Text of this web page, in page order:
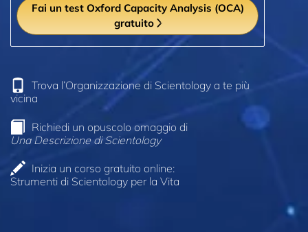
Fai un test Oxford Capacity Analysis (OCA)
gratuito
Trova l’Organizzazione di Scientology a te più
vicina
Richiedi un opuscolo omaggio di
Una Descrizione di Scientology
Inizia un corso gratuito online:
Strumenti di Scientology per la Vita